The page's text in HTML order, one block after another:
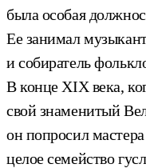
была особая
Ее занимал
и собиратель
В конце XIX века,
свой знаменитый
он попросил
целое семейство